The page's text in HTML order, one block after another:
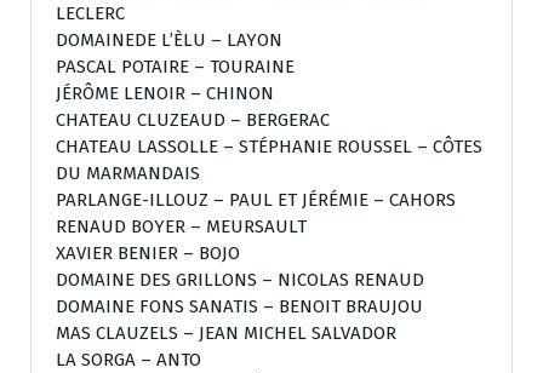
LECLERC
DOMAINEDE L’ÈLU – LAYON
PASCAL POTAIRE – TOURAINE
JÉRÔME LENOIR – CHINON
CHATEAU CLUZEAUD – BERGERAC
CHATEAU LASSOLLE – STÉPHANIE ROUSSEL – CÔTES
DU MARMANDAIS
PARLANGE-ILLOUZ – PAUL ET JÉRÉMIE – CAHORS
RENAUD BOYER – MEURSAULT
XAVIER BENIER – BOJO
DOMAINE DES GRILLONS – NICOLAS RENAUD
DOMAINE FONS SANATIS – BENOIT BRAUJOU
MAS CLAUZELS – JEAN MICHEL SALVADOR
LA SORGA – ANTO